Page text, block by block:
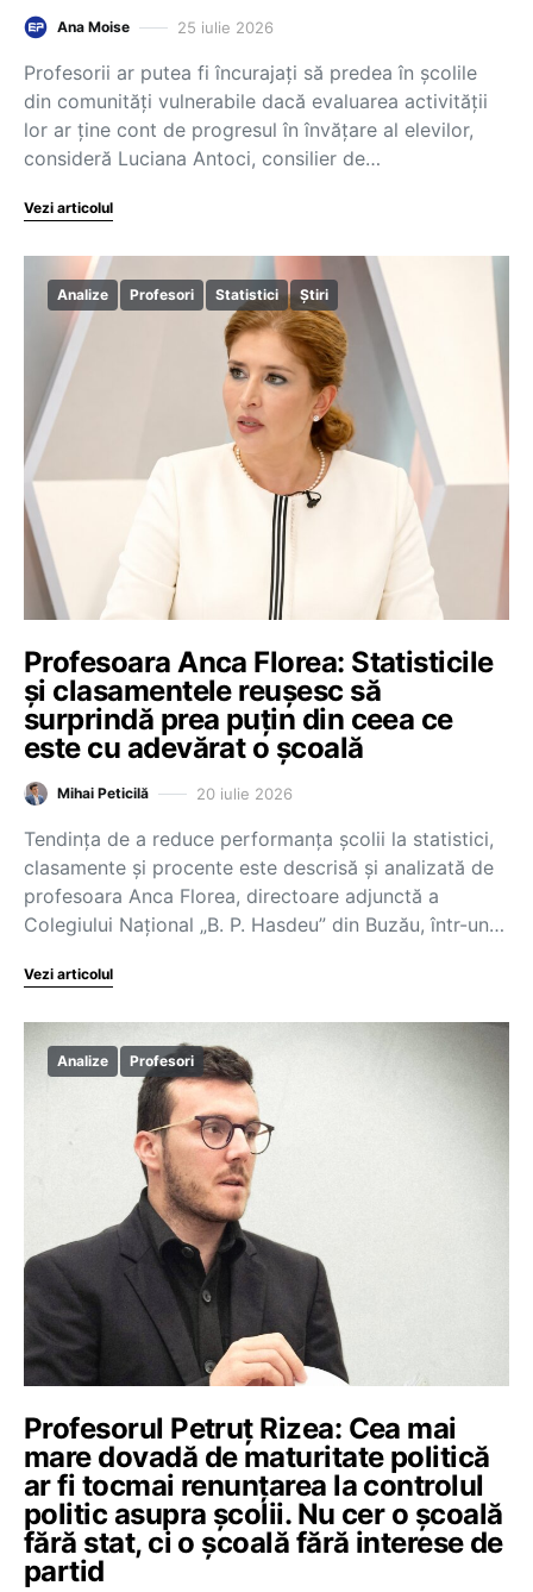
Ana Moise 25 iulie 2026
Profesorii ar putea fi încurajați să predea în școlile
din comunități vulnerabile dacă evaluarea activității
lor ar ține cont de progresul în învățare al elevilor,
consideră Luciana Antoci, consilier de…
Vezi articolul
Analize Profesori Statistici Știri
Profesoara Anca Florea: Statisticile
și clasamentele reușesc să
surprindă prea puțin din ceea ce
este cu adevărat o școală
Mihai Peticilă 20 iulie 2026
Tendința de a reduce performanța școlii la statistici,
clasamente și procente este descrisă și analizată de
profesoara Anca Florea, directoare adjunctă a
Colegiului Național „B. P. Hasdeu” din Buzău, într-un…
Vezi articolul
Analize Profesori
Profesorul Petruț Rizea: Cea mai
mare dovadă de maturitate politică
ar fi tocmai renunțarea la controlul
politic asupra școlii. Nu cer o școală
fără stat, ci o școală fără interese de
partid